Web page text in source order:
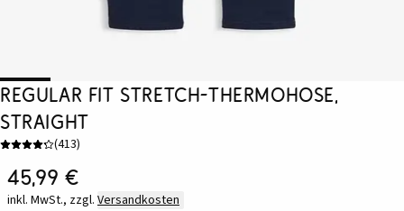
Regular Fit Stretch-Thermohose,
Straight
(413)
45,99 €
inkl. MwSt., zzgl. Versandkosten